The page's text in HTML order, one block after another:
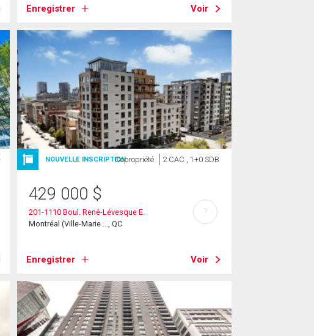
Enregistrer Voir
NOUVELLE INSCRIPTIONCopropriété 2 CAC , 1+0 SDB
429 000 $
201-1110 Boul. René-Lévesque E.
Montréal (Ville-Marie ..., QC
Enregistrer Voir
?